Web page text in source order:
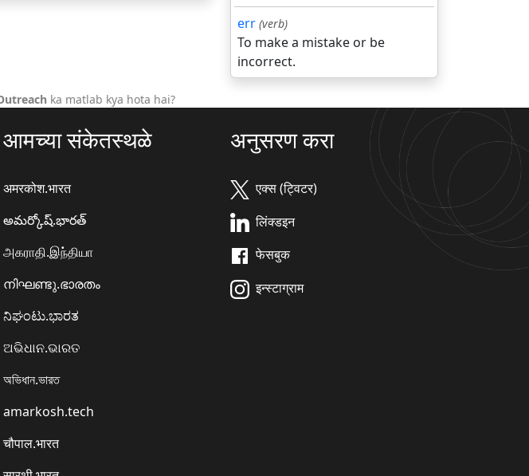
err (verb)
To make a mistake or be
incorrect.
ka matlab kya hota hai?
आमच्या संकेतस्थळे
अमरकोश.भारत
అమర్కోష్.భారత్
அகராதி.இந்தியா
നിഘണ്ടു.ഭാരതം
ನಿಘಂಟು.ಭಾರತ
ଅଭିଧାନ.ଭାରତ
অভিধান.ভারত
amarkosh.tech
चौपाल.भारत
अनुसरण करा
एक्स (ट्विटर)
लिंक्डइन
फेसबुक
इन्स्टाग्राम